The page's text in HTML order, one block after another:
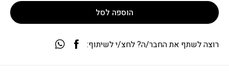
הוספה לסל
רוצה לשתף את החבר/ה? לחצ/י לשיתוף: